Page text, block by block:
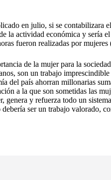
en julio, si se contabilizara
la actividad económica y sería
fueron realizadas por mujeres
de la mujer para la
son un trabajo
del país ahorran millonarias
a la que son sometidas las
genera y refuerza todo un
ser un trabajo valorado,